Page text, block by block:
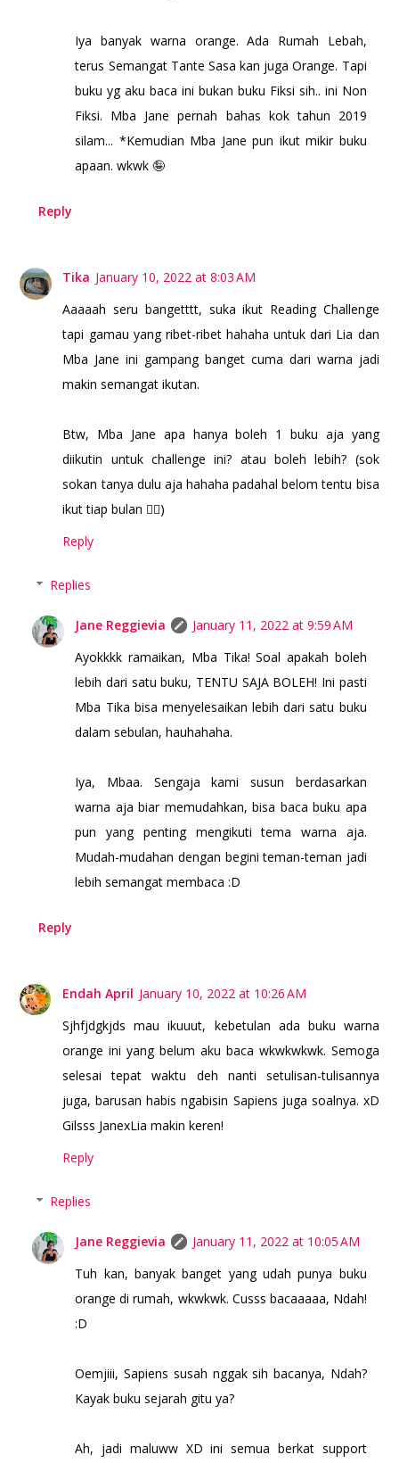
Iya banyak warna orange. Ada Rumah Lebah,
terus Semangat Tante Sasa kan juga Orange. Tapi
buku yg aku baca ini bukan buku Fiksi sih.. ini Non
Fiksi. Mba Jane pernah bahas kok tahun 2019
silam... *Kemudian Mba Jane pun ikut mikir buku
apaan. wkwk 🤪
Reply
Tika January 10, 2022 at 8:03 AM
Aaaaah seru bangetttt, suka ikut Reading Challenge
tapi gamau yang ribet-ribet hahaha untuk dari Lia dan
Mba Jane ini gampang banget cuma dari warna jadi
makin semangat ikutan.
Btw, Mba Jane apa hanya boleh 1 buku aja yang
diikutin untuk challenge ini? atau boleh lebih? (sok
sokan tanya dulu aja hahaha padahal belom tentu bisa
ikut tiap bulan 🤦‍♀️)
Reply
Replies
Jane Reggievia
January 11, 2022 at 9:59 AM
Ayokkkk ramaikan, Mba Tika! Soal apakah boleh
lebih dari satu buku, TENTU SAJA BOLEH! Ini pasti
Mba Tika bisa menyelesaikan lebih dari satu buku
dalam sebulan, hauhahaha.
Iya, Mbaa. Sengaja kami susun berdasarkan
warna aja biar memudahkan, bisa baca buku apa
pun yang penting mengikuti tema warna aja.
Mudah-mudahan dengan begini teman-teman jadi
lebih semangat membaca :D
Reply
Endah April January 10, 2022 at 10:26 AM
Sjhfjdgkjds mau ikuuut, kebetulan ada buku warna
orange ini yang belum aku baca wkwkwkwk. Semoga
selesai tepat waktu deh nanti setulisan-tulisannya
juga, barusan habis ngabisin Sapiens juga soalnya. xD
Gilsss JanexLia makin keren!
Reply
Replies
Jane Reggievia
January 11, 2022 at 10:05 AM
Tuh kan, banyak banget yang udah punya buku
orange di rumah, wkwkwk. Cusss bacaaaaa, Ndah!
:D
Oemjiii, Sapiens susah nggak sih bacanya, Ndah?
Kayak buku sejarah gitu ya?
Ah, jadi maluww XD ini semua berkat support